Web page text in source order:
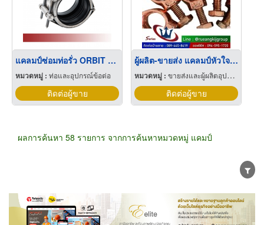
แคลมป์ซ่อมท่อรั่ว ORBIT SWP OPEN FLEX 1R
หมวดหมู่ : ท่อและอุปกรณ์ข้อต่อ
ติดต่อผู้ขาย
ผู้ผลิต-ขายส่ง แคลมป์หัวใจ ราคาถูก
หมวดหมู่ :ขายส่งและผู้ผลิตอุปกรณ์เครื่องใช้ไฟฟ้า
ติดต่อผู้ขาย
ผลการค้นหา 58 รายการ จากการค้นหาหมวดหมู่ แคมป์
ขายส่ง ขายปลีก ผู้ผลิต
ตัวแทนจัดจำหน่าย